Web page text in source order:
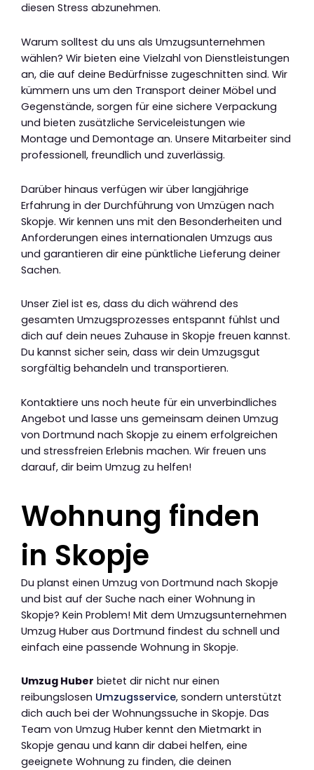
diesen Stress abzunehmen.
Warum solltest du uns als Umzugsunternehmen
wählen? Wir bieten eine Vielzahl von Dienstleistungen
an, die auf deine Bedürfnisse zugeschnitten sind. Wir
kümmern uns um den Transport deiner Möbel und
Gegenstände, sorgen für eine sichere Verpackung
und bieten zusätzliche Serviceleistungen wie
Montage und Demontage an. Unsere Mitarbeiter sind
professionell, freundlich und zuverlässig.
Darüber hinaus verfügen wir über langjährige
Erfahrung in der Durchführung von Umzügen nach
Skopje. Wir kennen uns mit den Besonderheiten und
Anforderungen eines internationalen Umzugs aus
und garantieren dir eine pünktliche Lieferung deiner
Sachen.
Unser Ziel ist es, dass du dich während des
gesamten Umzugsprozesses entspannt fühlst und
dich auf dein neues Zuhause in Skopje freuen kannst.
Du kannst sicher sein, dass wir dein Umzugsgut
sorgfältig behandeln und transportieren.
Kontaktiere uns noch heute für ein unverbindliches
Angebot und lasse uns gemeinsam deinen Umzug
von Dortmund nach Skopje zu einem erfolgreichen
und stressfreien Erlebnis machen. Wir freuen uns
darauf, dir beim Umzug zu helfen!
Wohnung finden
in Skopje
Du planst einen Umzug von Dortmund nach Skopje
und bist auf der Suche nach einer Wohnung in
Skopje? Kein Problem! Mit dem Umzugsunternehmen
Umzug Huber aus Dortmund findest du schnell und
einfach eine passende Wohnung in Skopje.
Umzug Huber bietet dir nicht nur einen
reibungslosen Umzugsservice, sondern unterstützt
dich auch bei der Wohnungssuche in Skopje. Das
Team von Umzug Huber kennt den Mietmarkt in
Skopje genau und kann dir dabei helfen, eine
geeignete Wohnung zu finden, die deinen